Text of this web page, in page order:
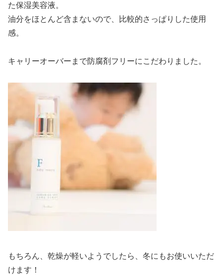
た保湿美容液。
油分をほとんど含まないので、比較的さっぱりした使用
感。
キャリーオーバーまで防腐剤フリーにこだわりました。
もちろん、乾燥が軽いようでしたら、冬にもお使いいただ
けます！